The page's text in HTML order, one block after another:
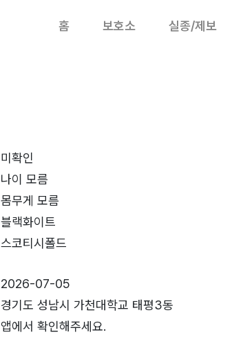
홈 보호소 실종/제보
미확인
나이 모름
몸무게 모름
블랙화이트
스코티시폴드
2026-07-05
경기도 성남시 가천대학교 태평3동
앱에서 확인해주세요.